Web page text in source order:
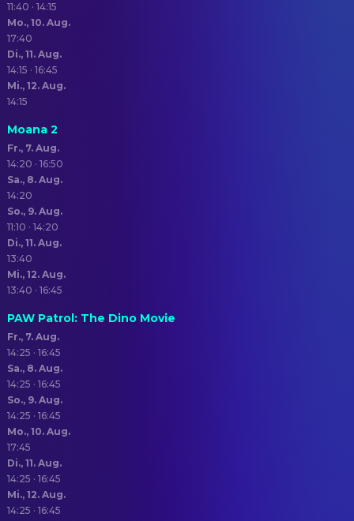
11:40 · 14:15
Mo., 10. Aug.
17:40
Di., 11. Aug.
14:15 · 16:45
Mi., 12. Aug.
14:15
Moana 2
Fr., 7. Aug.
14:20 · 16:50
Sa., 8. Aug.
14:20
So., 9. Aug.
11:10 · 14:20
Di., 11. Aug.
13:40
Mi., 12. Aug.
13:40 · 16:45
PAW Patrol: The Dino Movie
Fr., 7. Aug.
14:25 · 16:45
Sa., 8. Aug.
14:25 · 16:45
So., 9. Aug.
14:25 · 16:45
Mo., 10. Aug.
17:45
Di., 11. Aug.
14:25 · 16:45
Mi., 12. Aug.
14:25 · 16:45